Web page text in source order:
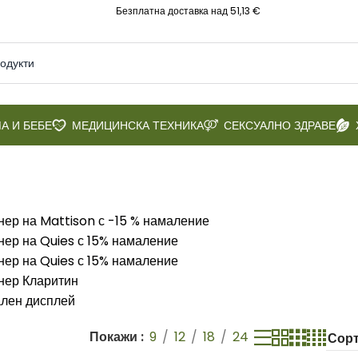
Безплатна доставка над 51,13 €
И БЕБЕ МЕДИЦИНСКА ТЕХНИКА СЕКСУАЛНО ЗДРАВЕ
Покажи 9 12 18 24